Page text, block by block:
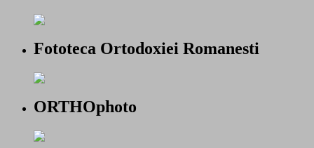
Fototeca Ortodoxiei Romanesti
ORTHOphoto